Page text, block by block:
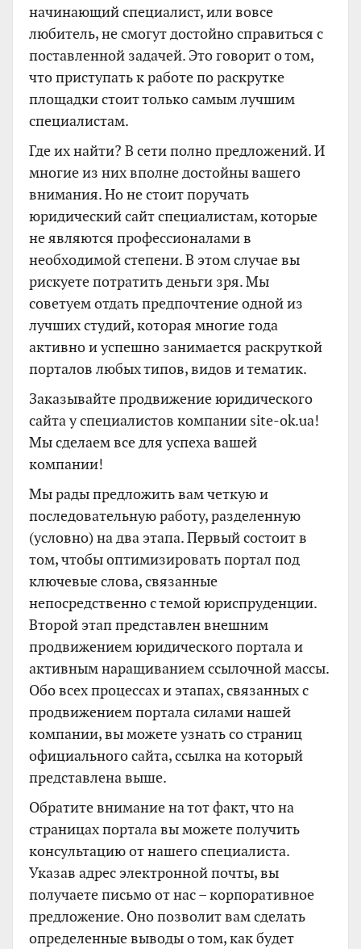
начинающий специалист, или вовсе
любитель, не смогут достойно справиться с
поставленной задачей. Это говорит о том,
что приступать к работе по раскрутке
площадки стоит только самым лучшим
специалистам.
Где их найти? В сети полно предложений. И
многие из них вполне достойны вашего
внимания. Но не стоит поручать
юридический сайт специалистам, которые
не являются профессионалами в
необходимой степени. В этом случае вы
рискуете потратить деньги зря. Мы
советуем отдать предпочтение одной из
лучших студий, которая многие года
активно и успешно занимается раскруткой
порталов любых типов, видов и тематик.
Заказывайте продвижение юридического
сайта у специалистов компании site-ok.ua!
Мы сделаем все для успеха вашей
компании!
Мы рады предложить вам четкую и
последовательную работу, разделенную
(условно) на два этапа. Первый состоит в
том, чтобы оптимизировать портал под
ключевые слова, связанные
непосредственно с темой юриспруденции.
Второй этап представлен внешним
продвижением юридического портала и
активным наращиванием ссылочной массы.
Обо всех процессах и этапах, связанных с
продвижением портала силами нашей
компании, вы можете узнать со страниц
официального сайта, ссылка на который
представлена выше.
Обратите внимание на тот факт, что на
страницах портала вы можете получить
консультацию от нашего специалиста.
Указав адрес электронной почты, вы
получаете письмо от нас – корпоративное
предложение. Оно позволит вам сделать
определенные выводы о том, как будет